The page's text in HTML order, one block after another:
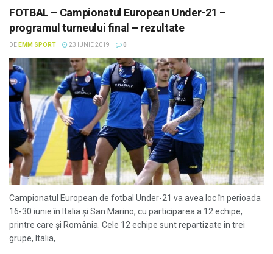
FOTBAL – Campionatul European Under-21 –
programul turneului final – rezultate
DE EMM SPORT 23 IUNIE 2019 0
Campionatul European de fotbal Under-21 va avea loc în perioada
16-30 iunie în Italia şi San Marino, cu participarea a 12 echipe,
printre care şi România. Cele 12 echipe sunt repartizate în trei
grupe, Italia, ...